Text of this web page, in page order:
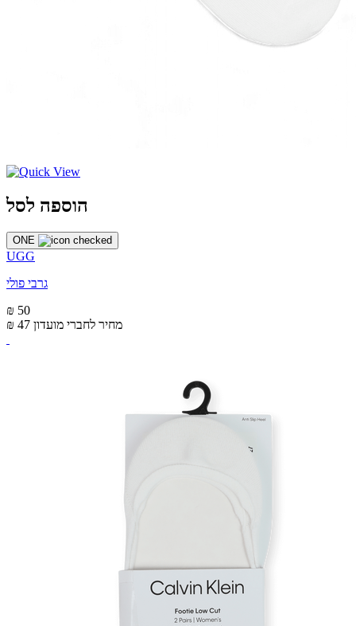
הוספה לסל
ONE
UGG
גרבי פולי
₪ 50
₪ 47 מחיר לחברי מועדון